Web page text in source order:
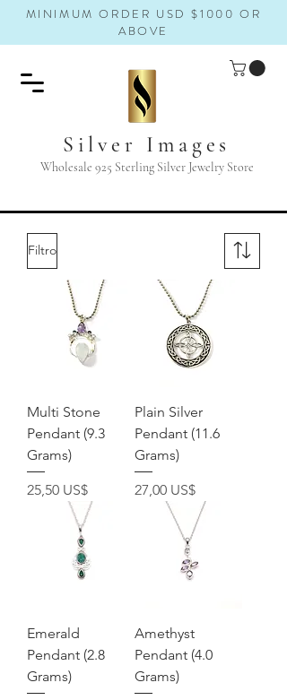
MINIMUM ORDER USD $1000 OR
ABOVE
Silver Images
Wholesale 925 Sterling Silver Jewelry Store
Filtro
Multi Stone
Pendant (9.3
Grams)
Precio
25,50 US$
Plain Silver
Pendant (11.6
Grams)
Precio
27,00 US$
Emerald
Pendant (2.8
Grams)
Amethyst
Pendant (4.0
Grams)